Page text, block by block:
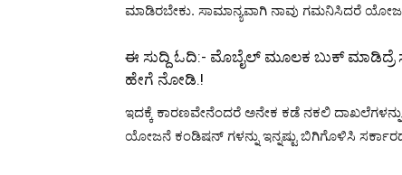
ಮಾಡಿರಬೇಕು. ಸಾಮಾನ್ಯವಾಗಿ ನಾವು ಗಮನಿಸಿದರೆ
ಈ ಸುದ್ದಿ ಓದಿ:- ಮೊಬೈಲ್ ಮೂಲಕ ಬುಕ್ ಮಾಡಿದ್ರೆ
ಹೇಗೆ ನೋಡಿ.!
ಇದಕ್ಕೆ ಕಾರಣವೇನೆಂದರೆ ಅನೇಕ ಕಡೆ ನಕಲಿ
ಯೋಜನೆ ಕಂಡಿಷನ್ ಗಳನ್ನು ಇನ್ನಷ್ಟು ಬಿಗಿಗೊಳಿಸಿ